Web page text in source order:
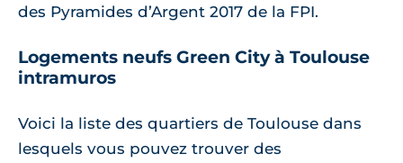
des Pyramides d’Argent 2017 de la FPI.
Logements neufs Green City à Toulouse
intramuros
Voici la liste des quartiers de Toulouse dans
lesquels vous pouvez trouver des